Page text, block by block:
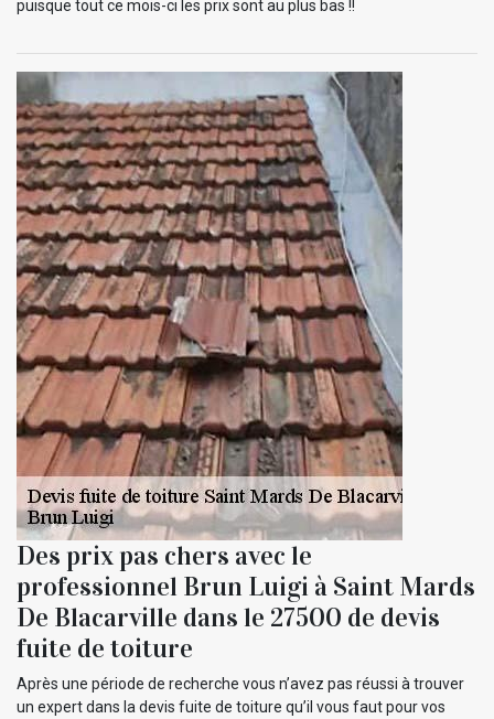
puisque tout ce mois-ci les prix sont au plus bas !!
Des prix pas chers avec le
professionnel Brun Luigi à Saint Mards
De Blacarville dans le 27500 de devis
fuite de toiture
Après une période de recherche vous n’avez pas réussi à trouver
un expert dans la devis fuite de toiture qu’il vous faut pour vos